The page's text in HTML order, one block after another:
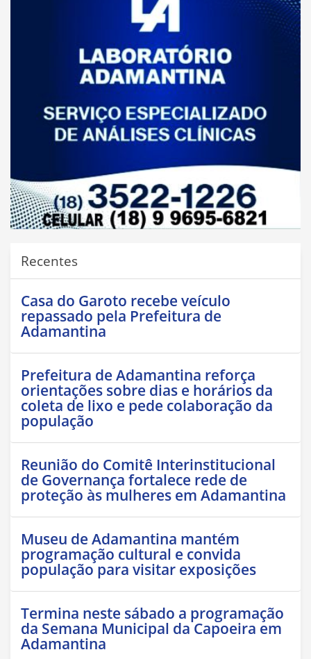
Recentes
Casa do Garoto recebe veículo
repassado pela Prefeitura de
Adamantina
Prefeitura de Adamantina reforça
orientações sobre dias e horários da
coleta de lixo e pede colaboração da
população
Reunião do Comitê Interinstitucional
de Governança fortalece rede de
proteção às mulheres em Adamantina
Museu de Adamantina mantém
programação cultural e convida
população para visitar exposições
Termina neste sábado a programação
da Semana Municipal da Capoeira em
Adamantina